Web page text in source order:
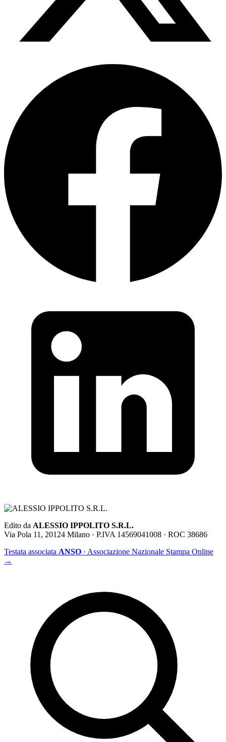
Edito da ALESSIO IPPOLITO S.R.L.
Via Pola 11, 20124 Milano · P.IVA 14569041008 · ROC 38686
Testata associata ANSO · Associazione Nazionale Stampa Online
→